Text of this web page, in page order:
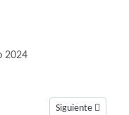
2024
con elefantes?Artículo siguiente:
Siguiente